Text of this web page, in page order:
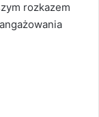
rozkazem